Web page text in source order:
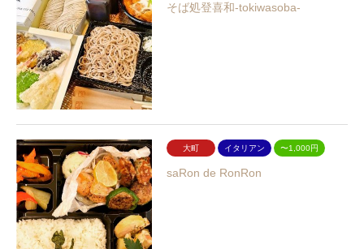
そば処登喜和-tokiwasoba-
大町 イタリアン 〜1,000円
saRon de RonRon